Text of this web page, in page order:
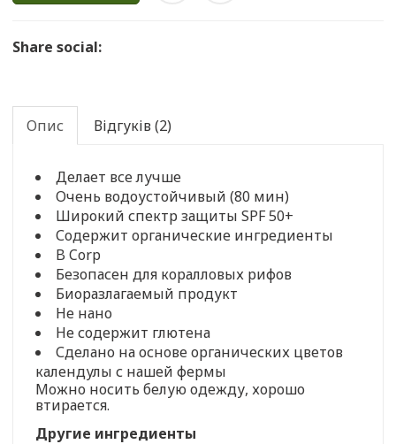
Share social:
Опис Відгуків (2)
Делает все лучше
Очень водоустойчивый (80 мин)
Широкий спектр защиты SPF 50+
Содержит органические ингредиенты
B Corp
Безопасен для коралловых рифов
Биоразлагаемый продукт
Не нано
Не содержит глютена
Сделано на основе органических цветов
календулы с нашей фермы
Можно носить белую одежду, хорошо
втирается.
Другие ингредиенты